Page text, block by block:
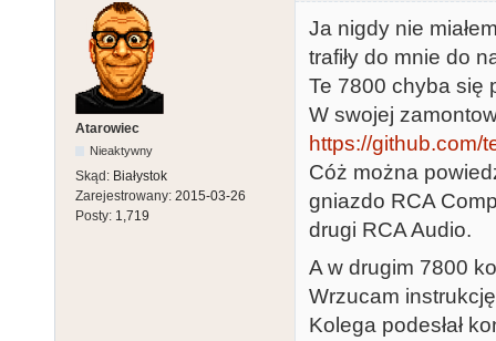
Atarowiec
Nieaktywny
Skąd: Białystok
Zarejestrowany: 2015-03-26
Posty: 1,719
Ja nigdy nie
trafiły do mnie do
Te 7800 chyba się
W swojej
https://github.com/
Cóż można
gniazdo RCA
drugi RCA Audio.
A w drugim 7800
Wrzucam
Kolega podesłał